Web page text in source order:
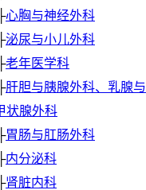
├心胸与神经外科
├泌尿与小儿外科
├老年医学科
├肝胆与胰腺外科、乳腺与
状腺外科
├胃肠与肛肠外科
├内分泌科
├肾脏内科